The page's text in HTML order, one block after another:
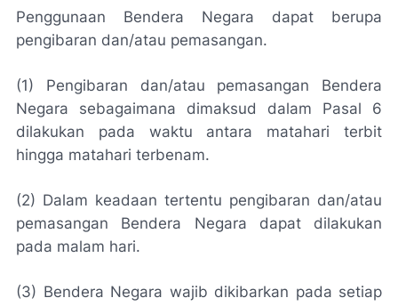
Penggunaan Bendera Negara dapat berupa
pengibaran dan/atau pemasangan.
(1) Pengibaran dan/atau pemasangan Bendera
Negara sebagaimana dimaksud dalam Pasal 6
dilakukan pada waktu antara matahari terbit
hingga matahari terbenam.
(2) Dalam keadaan tertentu pengibaran dan/atau
pemasangan Bendera Negara dapat dilakukan
pada malam hari.
(3) Bendera Negara wajib dikibarkan pada setiap